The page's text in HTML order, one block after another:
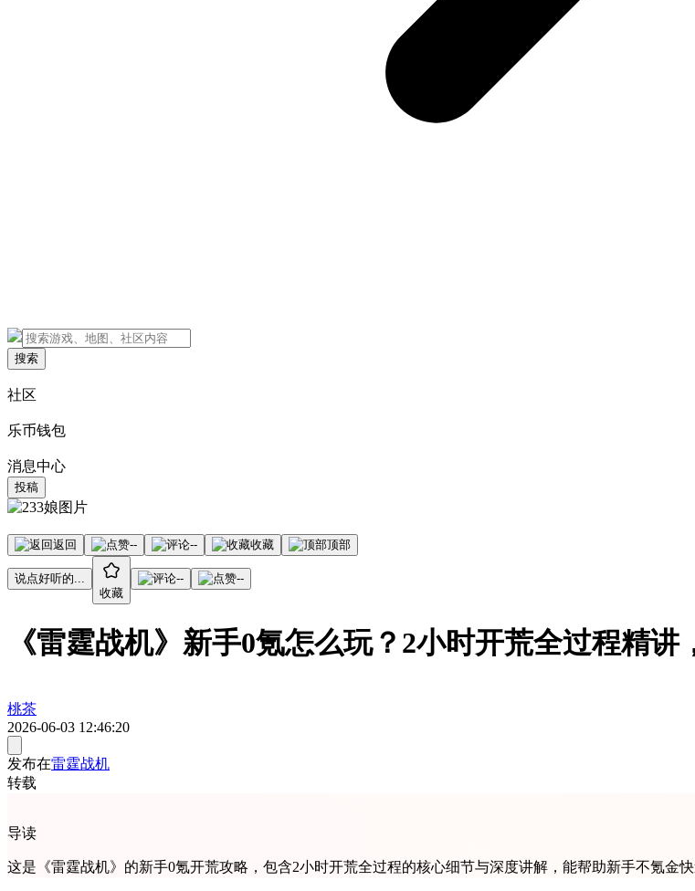
搜索
社区
乐币钱包
消息中心
投稿
返回 -- -- 收藏 顶部
说点好听的...
收藏
-- --
《雷霆战机》新手0氪怎么玩？2小时开荒全过程精讲
桃茶
2026-06-03 12:46:20
发布在雷霆战机
转载
导读
这是《雷霆战机》的新手0氪开荒攻略，包含2小时开荒全过程的核心细节与深度讲解，能帮助新手不氪金